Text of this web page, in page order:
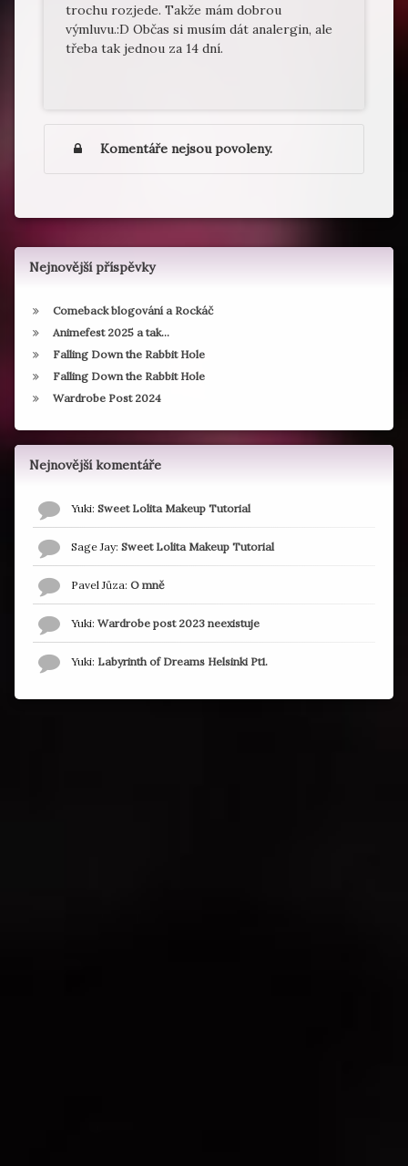
trochu rozjede. Takže mám dobrou
výmluvu.:D Občas si musím dát analergin, ale
třeba tak jednou za 14 dní.
Komentáře nejsou povoleny.
Nejnovější příspěvky
Comeback blogování a Rockáč
Animefest 2025 a tak…
Falling Down the Rabbit Hole
Falling Down the Rabbit Hole
Wardrobe Post 2024
Nejnovější komentáře
Yuki: Sweet Lolita Makeup Tutorial
Sage Jay: Sweet Lolita Makeup Tutorial
Pavel Jůza: O mně
Yuki: Wardrobe post 2023 neexistuje
Yuki: Labyrinth of Dreams Helsinki Pt1.